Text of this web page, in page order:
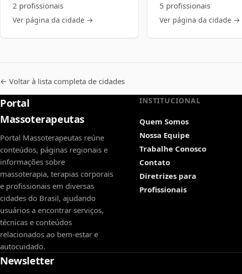
2 profissionais
Ver página da cidade →
5 profissionais
Ver página da cidade →
← Voltar à lista completa de cidades
Portal
Massoterapeutas
Portal Massoterapeutas reúne
conteúdos, páginas regionais e
informações sobre
massoterapia, terapias corporais
e profissionais em diversas
cidades do Brasil, ajudando
usuários a encontrar serviços,
técnicas e conteúdos
relacionados ao bem-estar e
autocuidado.
INSTITUCIONAL
Quem Somos
Nossa Equipe
Trabalhe Conosco
Contato
Diretrizes para
Profissionais
Newsletter